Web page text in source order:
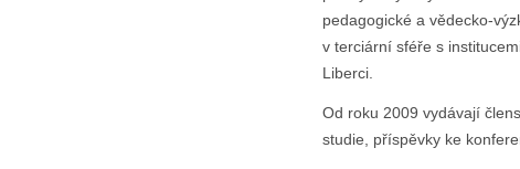
pedagogické a vědecko-
v terciární sféře s
Liberci.
Od roku 2009 vydávají
studie, příspěvky ke